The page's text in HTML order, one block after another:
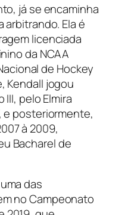
já se encaminha
arbitrando. Ela é
licenciada
da NCAA
de Hockey
Kendall jogou
III, pelo Elmira
e posteriormente,
à 2009,
Bacharel de
das
no Campeonato